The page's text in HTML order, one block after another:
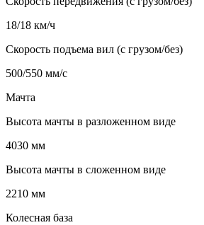
18/18 км/ч
Скорость подъема вил (с грузом/без)
500/550 мм/с
Мачта
Высота мачты в разложенном виде
4030 мм
Высота мачты в сложенном виде
2210 мм
Колесная база